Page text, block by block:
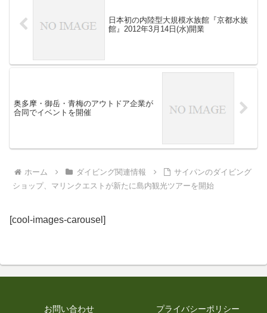
日本初の内陸型大規模水族館『京都水族
館』2012年3月14日(水)開業
奥多摩・御岳・青梅のアウトドア企業が
合同でイベントを開催
ホーム ダイビング関連情報
サイパンのダイビング
ショップ、マリンクエストが新たに島内観光ツアーを開始
[cool-images-carousel]
お問い合わせ プライバシーポリシー